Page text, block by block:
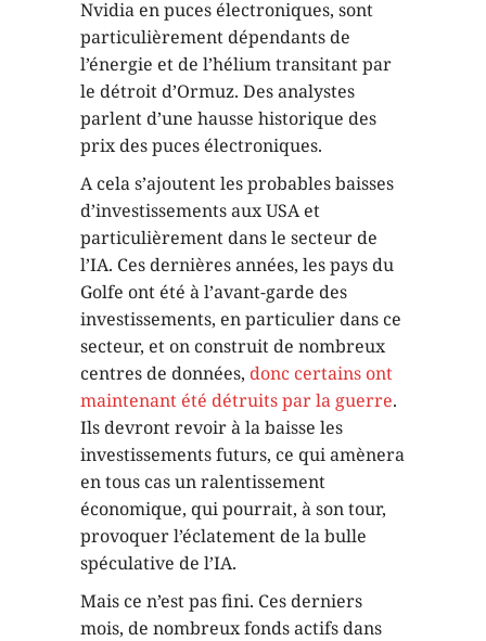
Nvidia en puces électroniques, sont
particulièrement dépendants de
l’énergie et de l’hélium transitant par
le détroit d’Ormuz. Des analystes
parlent d’une hausse historique des
prix des puces électroniques.
A cela s’ajoutent les probables baisses
d’investissements aux USA et
particulièrement dans le secteur de
l’IA. Ces dernières années, les pays du
Golfe ont été à l’avant-garde des
investissements, en particulier dans ce
secteur, et on construit de nombreux
centres de données, donc certains ont
maintenant été détruits par la guerre.
Ils devront revoir à la baisse les
investissements futurs, ce qui amènera
en tous cas un ralentissement
économique, qui pourrait, à son tour,
provoquer l’éclatement de la bulle
spéculative de l’IA.
Mais ce n’est pas fini. Ces derniers
mois, de nombreux fonds actifs dans